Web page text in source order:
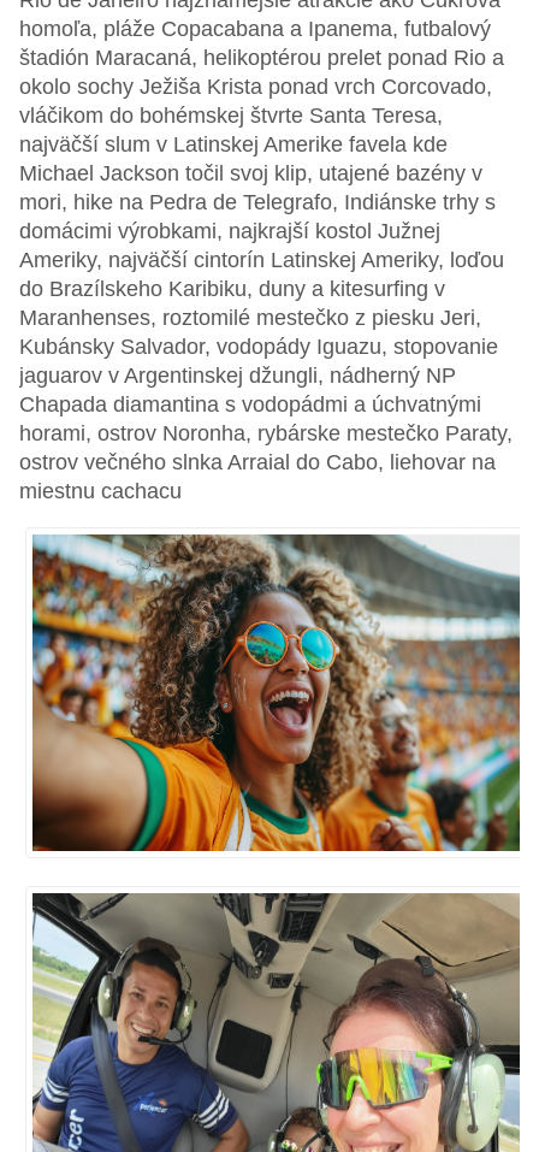
homoľa, pláže Copacabana a Ipanema, futbalový
štadión Maracaná, helikoptérou prelet ponad Rio a
okolo sochy Ježiša Krista ponad vrch Corcovado,
vláčikom do bohémskej štvrte Santa Teresa,
najväčší slum v Latinskej Amerike favela kde
Michael Jackson točil svoj klip, utajené bazény v
mori, hike na Pedra de Telegrafo, Indiánske trhy s
domácimi výrobkami, najkrajší kostol Južnej
Ameriky, najväčší cintorín Latinskej Ameriky, loďou
do Brazílskeho Karibiku, duny a kitesurfing v
Maranhenses, roztomilé mestečko z piesku Jeri,
Kubánsky Salvador, vodopády Iguazu, stopovanie
jaguarov v Argentinskej džungli, nádherný NP
Chapada diamantina s vodopádmi a úchvatnými
horami, ostrov Noronha, rybárske mestečko Paraty,
ostrov večného slnka Arraial do Cabo, liehovar na
miestnu cachacu